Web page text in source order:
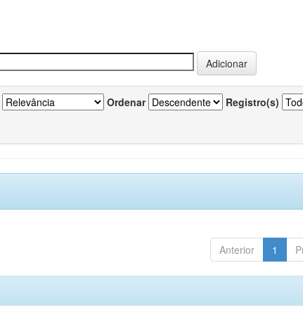
Ordenar Registro(s)
Anterior 1